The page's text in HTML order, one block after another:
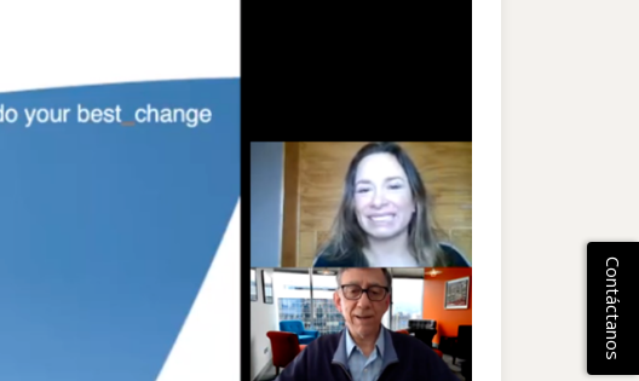
Contáctanos